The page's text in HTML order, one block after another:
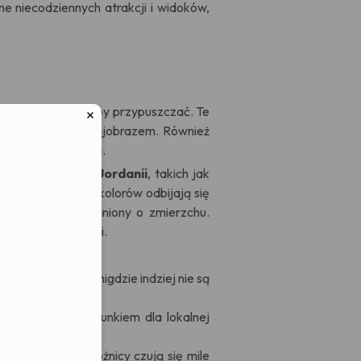
niecodziennych atrakcji i widoków,
niż można by przypuszczać. Te
jak i krajobrazem. Również
z całego świata.
Jordanii, takich jak
palety kolorów odbijają się
skaliste kaniony o zmierzchu.
i białymi plażami.
które nigdzie indziej nie są
z szacunkiem dla lokalnej
że podróżnicy czują się mile